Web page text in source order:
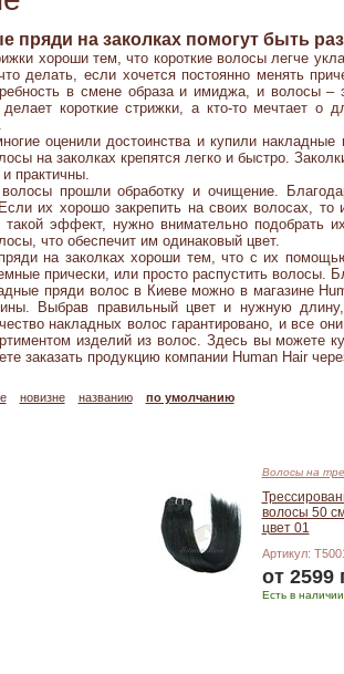
пряди на заколках помогут быть
хороши тем, что короткие волосы легче
делать, если хочется постоянно менять
в смене образа и имиджа, и волосы
делает короткие стрижки, а кто-то мечтает
оценили достоинства и купили
на заколках крепятся легко и быстро.
практичны.
прошли обработку и очищение.
их хорошо закрепить на своих волосах,
такой эффект, нужно внимательно подобрать
что обеспечит им одинаковый цвет.
на заколках хороши тем, что с их
прически, или просто распустить
пряди волос в Киеве можно в магазине
Выбрав правильный цвет и нужную
накладных волос гарантировано, и все
изделий из волос. Здесь вы можете
заказать продукцию компании Human Hair
новизне названию по умолчанию
Волосы на
волосы 50
цвет 01
Артикул:
от 2599
Есть в наличии